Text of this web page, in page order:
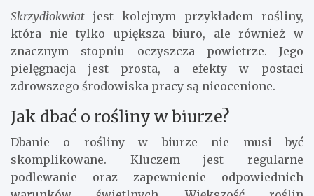
Skrzydłokwiat jest kolejnym przykładem rośliny,
która nie tylko upiększa biuro, ale również w
znacznym stopniu oczyszcza powietrze. Jego
pielęgnacja jest prosta, a efekty w postaci
zdrowszego środowiska pracy są nieocenione.
Jak dbać o rośliny w biurze?
Dbanie o rośliny w biurze nie musi być
skomplikowane. Kluczem jest regularne
podlewanie oraz zapewnienie odpowiednich